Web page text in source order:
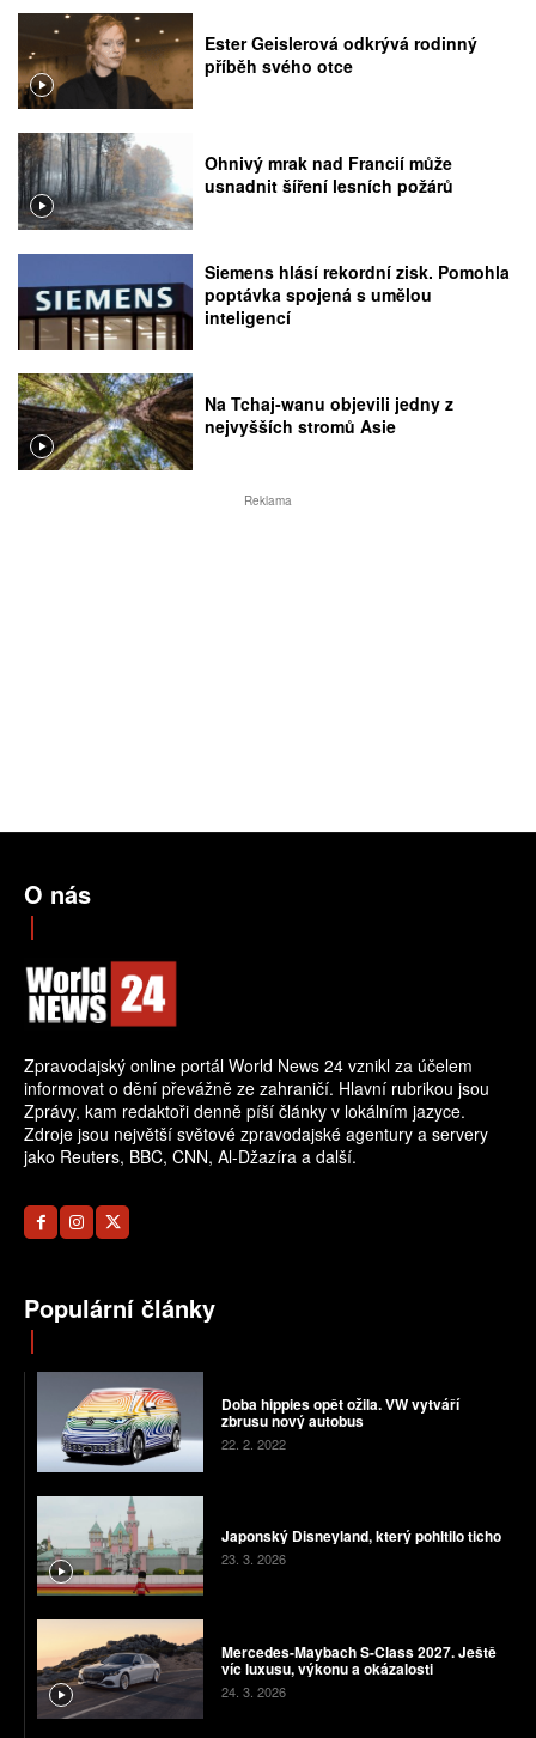
Ester Geislerová odkrývá rodinný
příběh svého otce
Ohnivý mrak nad Francií může
usnadnit šíření lesních požárů
Siemens hlásí rekordní zisk. Pomohla
poptávka spojená s umělou
inteligencí
Na Tchaj-wanu objevili jedny z
nejvyšších stromů Asie
Reklama
O nás
Zpravodajský online portál World News 24 vznikl za účelem
informovat o dění převážně ze zahraničí. Hlavní rubrikou jsou
Zprávy, kam redaktoři denně píší články v lokálním jazyce.
Zdroje jsou největší světové zpravodajské agentury a servery
jako Reuters, BBC, CNN, Al-Džazíra a další.
Populární články
Doba hippies opět ožila. VW vytváří
zbrusu nový autobus
22. 2. 2022
Japonský Disneyland, který pohltilo ticho
23. 3. 2026
Mercedes-Maybach S-Class 2027. Ještě
víc luxusu, výkonu a okázalosti
24. 3. 2026